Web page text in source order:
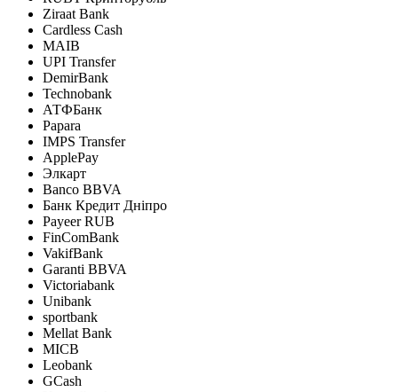
Ziraat Bank
Cardless Cash
MAIB
UPI Transfer
DemirBank
Technobank
АТФБанк
Papara
IMPS Transfer
ApplePay
Элкарт
Banco BBVA
Банк Кредит Дніпро
Payeer RUB
FinComBank
VakifBank
Garanti BBVA
Victoriabank
Unibank
sportbank
Mellat Bank
MICB
Leobank
GCash